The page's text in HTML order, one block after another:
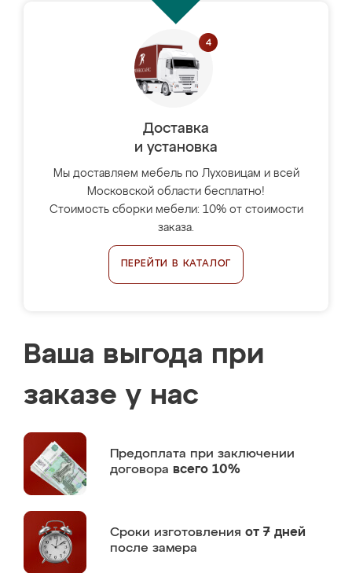
Доставка
и установка
Мы доставляем мебель по Луховицам и всей
Московской области бесплатно!
Стоимость сборки мебели: 10% от стоимости
заказа.
ПЕРЕЙТИ В КАТАЛОГ
Ваша выгода при
заказе у нас
Предоплата при заключении
договора всего 10%
Сроки изготовления от 7 дней
после замера